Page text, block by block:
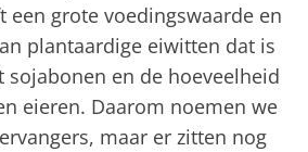
een grote voedingswaarde en
plantaardige eiwitten dat is
sojabonen en de hoeveelheid
eieren. Daarom noemen we
maar er zitten nog